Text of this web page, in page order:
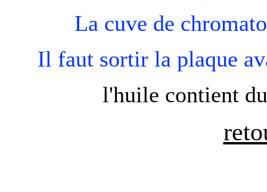
La cuve de
Il faut sortir la plaque
l'huile contient